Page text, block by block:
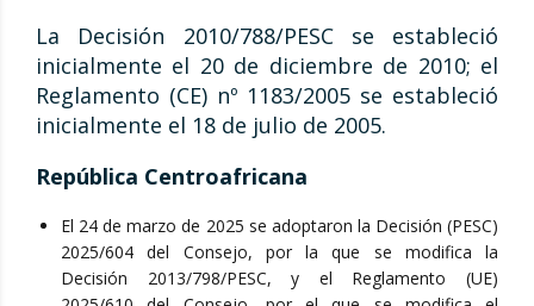
La Decisión 2010/788/PESC se estableció
inicialmente el 20 de diciembre de 2010; el
Reglamento (CE) nº 1183/2005 se estableció
inicialmente el 18 de julio de 2005.
República Centroafricana
El 24 de marzo de 2025 se adoptaron la Decisión (PESC)
2025/604 del Consejo, por la que se modifica la
Decisión 2013/798/PESC, y el Reglamento (UE)